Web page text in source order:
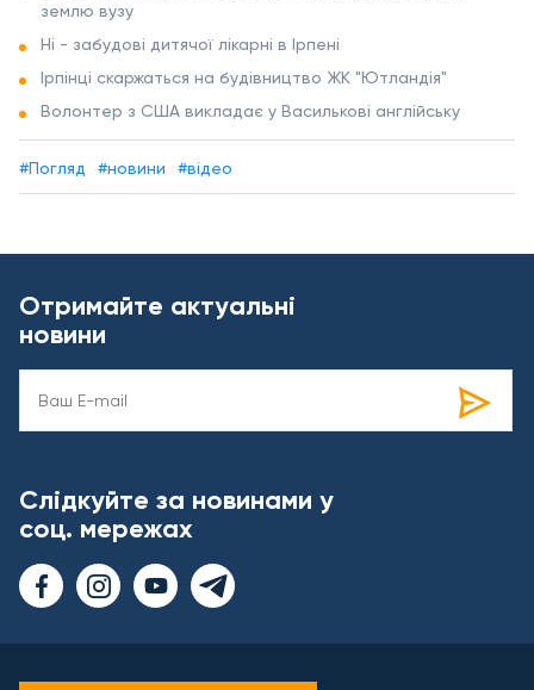
землю вузу
Ні - забудові дитячої лікарні в Ірпені
Ірпінці скаржаться на будівництво ЖК "Ютландія"
Волонтер з США викладає у Василькові англійську
#Погляд #новини #відео
Отримайте актуальні
новини
Слідкуйте за новинами у
соц. мережах